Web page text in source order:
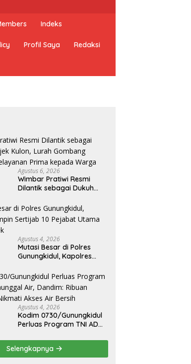
Indeks
Profil Saya Redaksi
Agustus 6, 2026
Wimbar Pratiwi Resmi
Dilantik sebagai Dukuh
Gombang Tekankan
Pelayanan Prima kepada
Warga
Agustus 4, 2026
Mutasi Besar di Polres
Gunungkidul, Kapolres
Utama dan Kapolsek
Agustus 4, 2026
Kodim 0730/Gunungkidul
Perluas Program TNI AD
Ribuan Warga Kini Nikmati
Akses Air Bersih
Selengkapnya